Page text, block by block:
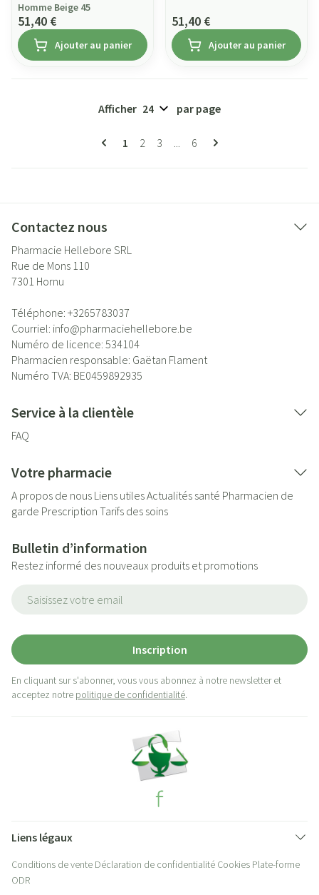
Homme Beige 45
51,40 €
Ajouter au panier
51,40 €
Ajouter au panier
Pages
Vous lisez actuellement la page
1 Page
2 Page
3 ... Page
6
Afficher par page
Contactez nous
Pharmacie Hellebore SRL
Rue de Mons 110
7301 Hornu
Téléphone: +3265783037
Courriel: info@pharmaciehellebore.be
Numéro de licence: 534104
Pharmacien responsable: Gaëtan Flament
Numéro TVA: BE0459892935
Service à la clientèle
FAQ
Votre pharmacie
A propos de nous Liens utilesActualités santé Pharmacien de
garde Prescription Tarifs des soins
Bulletin d’information
Restez informé des nouveaux produits et promotions
Inscription
En cliquant sur s'abonner, vous vous abonnez à notre newsletter et
acceptez notre politique de confidentialité.
Liens légaux
Conditions de vente Déclaration de confidentialité Cookies Plate-forme
ODR